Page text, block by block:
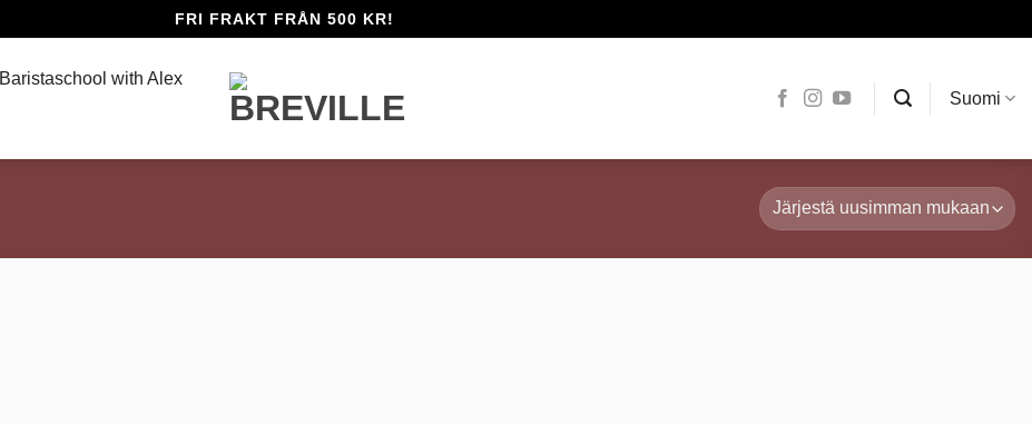
FRI FRAKT FRÅN 500 KR!
Baristaschool with Alex
Suomi